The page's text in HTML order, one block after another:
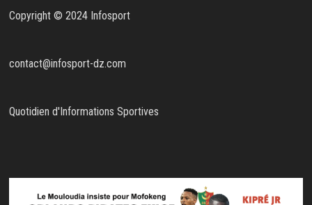
Copyright © 2024 Infosport
contact@infosport-dz.com
Quotidien d'Informations Sportives